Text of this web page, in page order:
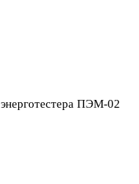
ПЭМ-02